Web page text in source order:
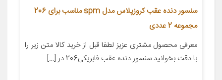
سنسور دنده عقب کروزپلاس مدل spm مناسب برای 206
مجموعه 2 عددی
معرفی محصول مشتری عزیز لطفا قبل از خرید کالا متن زیر را
با دقت بخوانید سنسور دنده عقب فابریکی206 در […]